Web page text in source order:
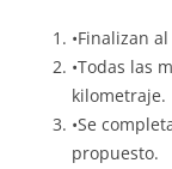
•Finalizan
•Todas las
kilometraje.
•Se
propuesto.